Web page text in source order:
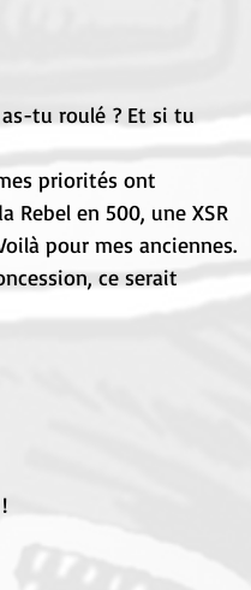
tu roulé ? Et si tu
priorités ont
Rebel en 500, une XSR
pour mes anciennes.
ce serait